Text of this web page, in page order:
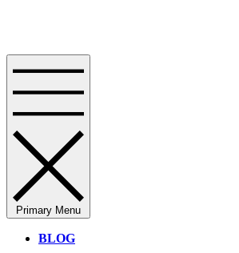
Primary Menu
BLOG